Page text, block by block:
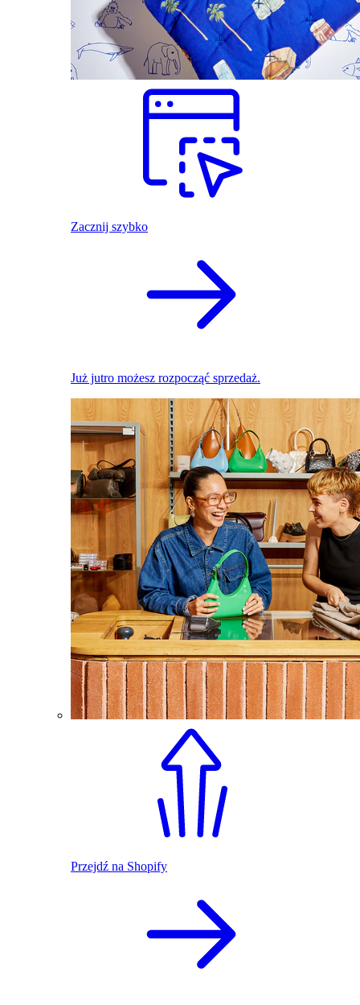
Zacznij szybko
Już jutro możesz rozpocząć sprzedaż.
Przejdź na Shopify